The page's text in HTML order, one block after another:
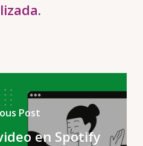
.
Post
en Spotify